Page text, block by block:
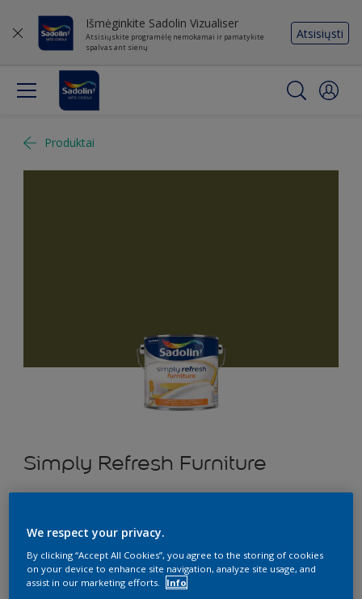
Išmėginkite Sadolin Vizualiser
Atsisiųskite programėlę nemokamai ir pamatykite
spalvas ant sienų
Atsisiųsti
Produktai
Simply Refresh Furniture
H0.35.29
Pakeisti spalvą
We respect your privacy.
By clicking “Accept All Cookies”, you agree to the storing of cookies
on your device to enhance site navigation, analyze site usage, and
assist in our marketing efforts.
Info